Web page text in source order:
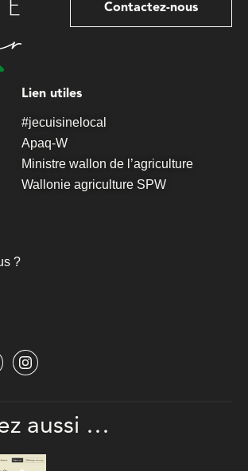
Contactez-nous
Lien utiles
#jecuisinelocal
Apaq-W
Ministre wallon de l’agriculture
Wallonie agriculture SPW
?
aussi …